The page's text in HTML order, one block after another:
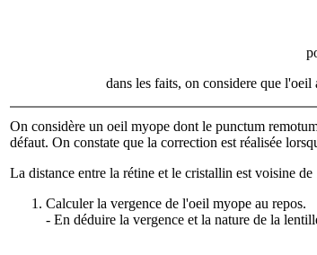
dans les faits, on considere que
On considère un oeil myope dont le punctum
défaut. On constate que la correction est réalisée
La distance entre la rétine et le cristallin est voisine de
Calculer la vergence de l'oeil myope au repos.
- En déduire la vergence et la nature de la